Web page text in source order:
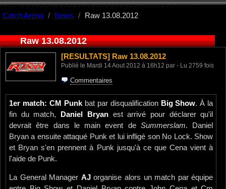
Catch Arena News Raw 13.08.2012
Raw 13.08.2012
[RESULTATS] Raw 13.08.2012
Publié le Mardi 14 Aout 2012 à 16h12 par - Lu 2759 fois
Commentaires
1er match: CM Punkbat par disqualification Big Show. À la
fin du match,
Daniel Bryanest arrivé pour déclarer qu'il
devrait être dans le main event deSummerslam. Daniel
Bryan a ensuite attaqué Punk et lui infligé son No Lock. Show
et Bryan s'en prennent à Punk jusqu'à ce que Cena vient à
l'aide de Punk.
La General Manager AJorganise alors un match par équipe